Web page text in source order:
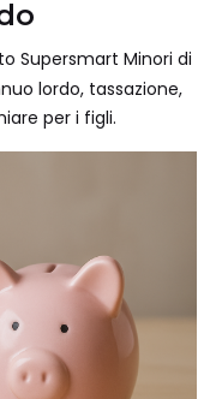
Supersmart Minori di
lordo, tassazione,
per i figli.